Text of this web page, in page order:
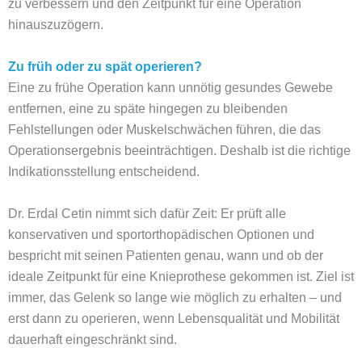
zu verbessern und den Zeitpunkt für eine Operation
hinauszuzögern.
Zu früh oder zu spät operieren?
Eine zu frühe Operation kann unnötig gesundes Gewebe
entfernen, eine zu späte hingegen zu bleibenden
Fehlstellungen oder Muskelschwächen führen, die das
Operationsergebnis beeinträchtigen. Deshalb ist die richtige
Indikationsstellung entscheidend.
Dr. Erdal Cetin nimmt sich dafür Zeit: Er prüft alle
konservativen und sportorthopädischen Optionen und
bespricht mit seinen Patienten genau, wann und ob der
ideale Zeitpunkt für eine Knieprothese gekommen ist. Ziel ist
immer, das Gelenk so lange wie möglich zu erhalten – und
erst dann zu operieren, wenn Lebensqualität und Mobilität
dauerhaft eingeschränkt sind.